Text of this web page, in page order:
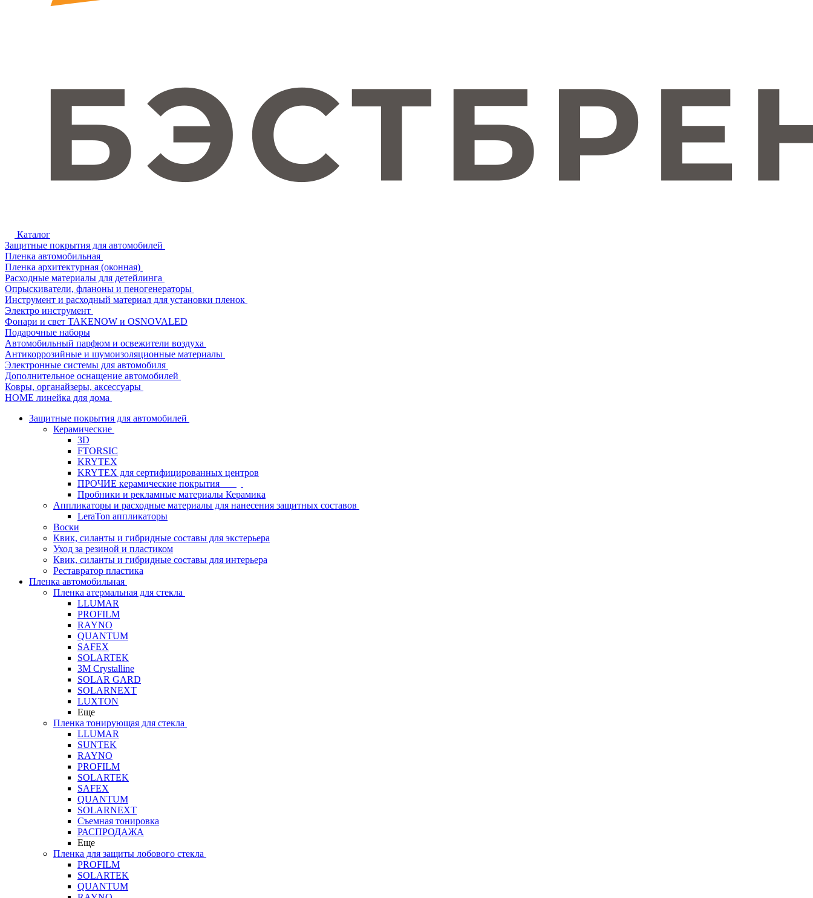
Каталог
Защитные покрытия для автомобилей
Пленка автомобильная
Пленка архитектурная (оконная)
Расходные материалы для детейлинга
Опрыскиватели, фланоны и пеногенераторы
Инструмент и расходный материал для установки пленок
Электро инструмент
Фонари и свет TAKENOW и OSNOVALED
Подарочные наборы
Автомобильный парфюм и освежители воздуха
Антикоррозийные и шумоизоляционные материалы
Электронные системы для автомобиля
Дополнительное оснащение автомобилей
Ковры, органайзеры, аксессуары
HOME линейка для дома
Защитные покрытия для автомобилей
Керамические
3D
FTORSIC
KRYTEX
KRYTEX для сертифицированных центров
ПРОЧИЕ керамические покрытия
Пробники и рекламные материалы Керамика
Аппликаторы и расходные материалы для нанесения защитных составов
LeraTon аппликаторы
Воски
Квик, силанты и гибридные составы для экстерьера
Уход за резиной и пластиком
Квик, силанты и гибридные составы для интерьера
Реставратор пластика
Пленка автомобильная
Пленка атермальная для стекла
LLUMAR
PROFILM
RAYNO
QUANTUM
SAFEX
SOLARTEK
3M Crystalline
SOLAR GARD
SOLARNEXT
LUXTON
Еще
Пленка тонирующая для стекла
LLUMAR
SUNTEK
RAYNO
PROFILM
SOLARTEK
SAFEX
QUANTUM
SOLARNEXT
Съемная тонировка
РАСПРОДАЖА
Еще
Пленка для защиты лобового стекла
PROFILM
SOLARTEK
QUANTUM